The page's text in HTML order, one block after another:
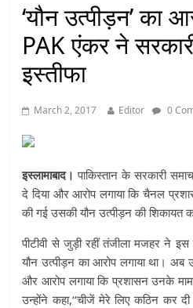
‘यौन उत्पीड़न’ का
PAK एंकर ने
इस्तीफा
March 2, 2017 Editor 0
इस्लामाबाद। पाकिस्तान के सरकारी
दे दिया और आरोप लगाया कि चैनल
की गई उसकी यौन उत्पीड़न की
पीटीवी से जुड़ी रहीं तंजीला मजहर ने
यौन उत्पीड़न का आरोप लगाया था। अब
और आरोप लगाया कि प्रशासन उनके
उन्होंने कहा,‘‘चीजें मेरे लिए कठिन कर